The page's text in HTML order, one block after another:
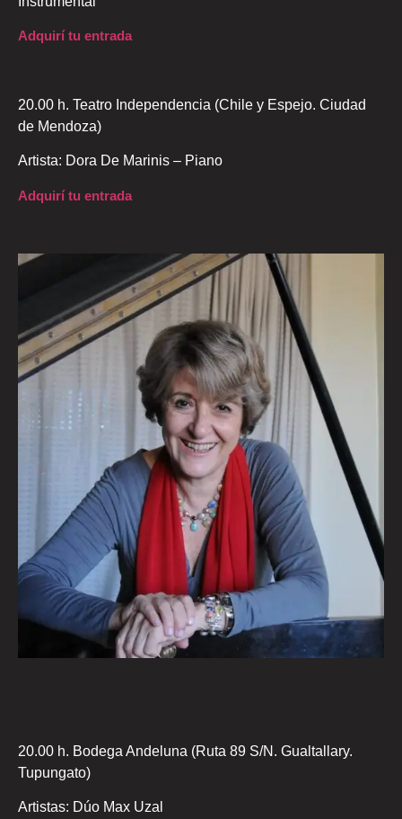
Adquirí tu entrada
20.00 h. Teatro Independencia (Chile y Espejo. Ciudad
de Mendoza)
Artista: Dora De Marinis – Piano
Adquirí tu entrada
20.00 h. Bodega Andeluna (Ruta 89 S/N. Gualtallary.
Tupungato)
Artistas: Dúo Max Uzal